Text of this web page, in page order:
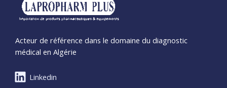
Acteur de référence dans le domaine du diagnostic
médical en Algérie
Linkedin